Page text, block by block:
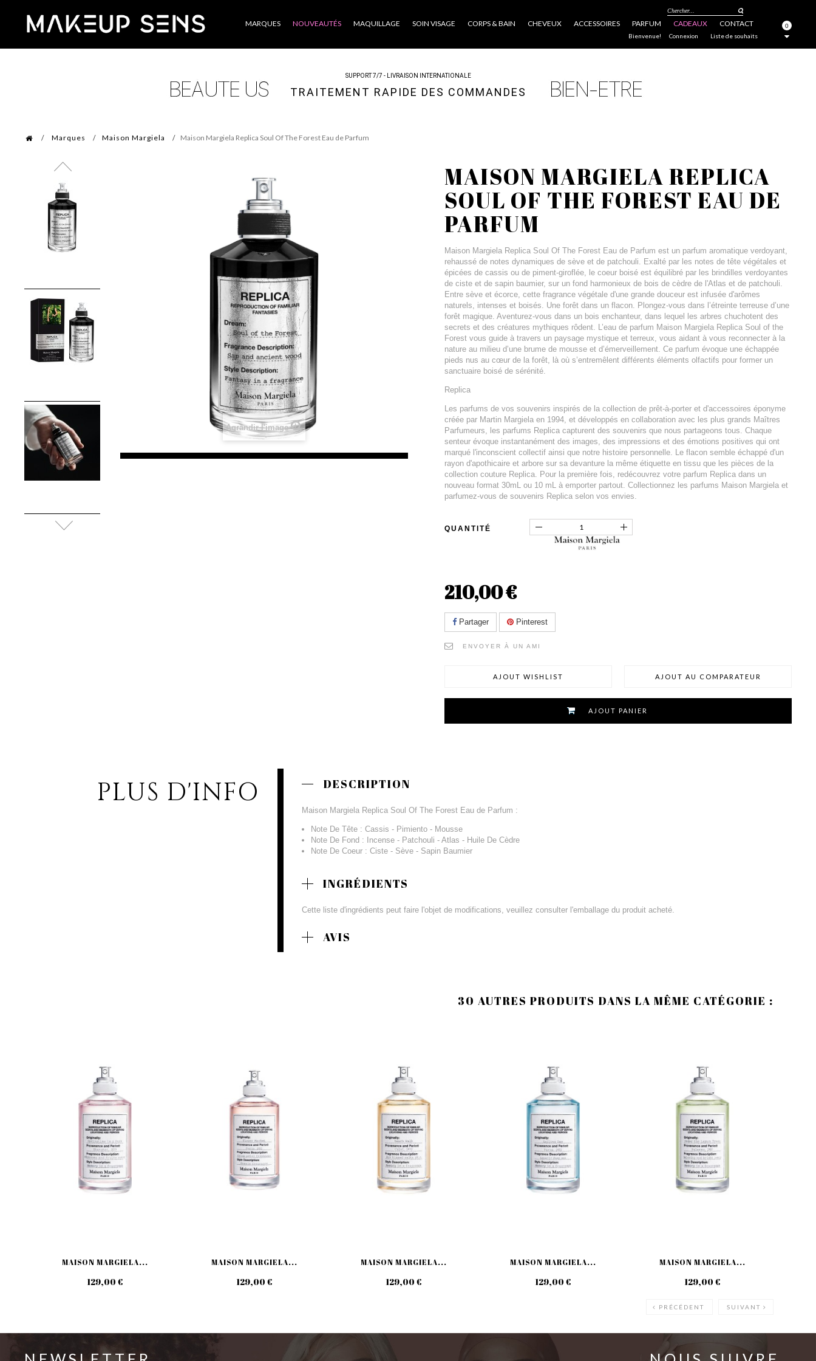
Catégories MARQUES NOUVEAUTÉS MAQUILLAGE SOIN VISAGE CORPS & BAIN CHEVEUX ACCESSOIRES PARFUM CADEAUX CONTACT
Chercher...
0
Liste de souhaits
Bienvenue! Connexion
SUPPORT 7/7 - LIVRAISON INTERNATIONALE
TRAITEMENT RAPIDE DES COMMANDES
Marques Maison Margiela Maison Margiela Replica Soul Of The Forest Eau de Parfum
Agrandir l'image
MAISON MARGIELA REPLICA
SOUL OF THE FOREST EAU DE
PARFUM
Maison Margiela Replica Soul Of The Forest Eau de Parfum est un parfum aromatique verdoyant,
rehaussé de notes dynamiques de sève et de patchouli. Exalté par les notes de tête végétales et
épicées de cassis ou de piment-giroflée, le coeur boisé est équilibré par les brindilles verdoyantes
de ciste et de sapin baumier, sur un fond harmonieux de bois de cèdre de l'Atlas et de patchouli.
Entre sève et écorce, cette fragrance végétale d'une grande douceur est infusée d'arômes
naturels, intenses et boisés. Une forêt dans un flacon. Plongez-vous dans l’étreinte terreuse d’une
forêt magique. Aventurez-vous dans un bois enchanteur, dans lequel les arbres chuchotent des
secrets et des créatures mythiques rôdent. L’eau de parfum Maison Margiela Replica Soul of the
Forest vous guide à travers un paysage mystique et terreux, vous aidant à vous reconnecter à la
nature au milieu d’une brume de mousse et d’émerveillement. Ce parfum évoque une échappée
pieds nus au cœur de la forêt, là où s’entremêlent différents éléments olfactifs pour former un
sanctuaire boisé de sérénité.
Replica
Les parfums de vos souvenirs inspirés de la collection de prêt-à-porter et d'accessoires éponyme
créée par Martin Margiela en 1994, et développés en collaboration avec les plus grands Maîtres
Parfumeurs, les parfums Replica capturent des souvenirs que nous partageons tous. Chaque
senteur évoque instantanément des images, des impressions et des émotions positives qui ont
marqué l'inconscient collectif ainsi que notre histoire personnelle. Le flacon semble échappé d'un
rayon d'apothicaire et arbore sur sa devanture la même étiquette en tissu que les pièces de la
collection couture Replica. Pour la première fois, redécouvrez votre parfum Replica dans un
nouveau format 30mL ou 10 mL à emporter partout. Collectionnez les parfums Maison Margiela et
parfumez-vous de souvenirs Replica selon vos envies.
QUANTITÉ
210,00 €
Partager Pinterest
ENVOYER À UN AMI
AJOUT WISHLIST AJOUT AU COMPARATEUR
AJOUT PANIER
PLUS D'INFO DESCRIPTION
Maison Margiela Replica Soul Of The Forest Eau de Parfum :
Note De Tête : Cassis - Pimiento - Mousse
Note De Fond : Incense - Patchouli - Atlas - Huile De Cèdre
Note De Coeur : Ciste - Sève - Sapin Baumier
INGRÉDIENTS
Cette liste d'ingrédients peut faire l'objet de modifications, veuillez consulter l'emballage du produit acheté.
AVIS
30 AUTRES PRODUITS DANS LA MÊME CATÉGORIE :
MAISON MARGIELA...
129,00 €
MAISON MARGIELA...
129,00 €
MAISON MARGIELA...
129,00 €
MAISON MARGIELA...
129,00 €
MAISON MARGIELA...
129,00 €
PRÉCÉDENT SUIVANT